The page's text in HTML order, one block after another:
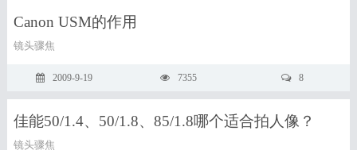
Canon USM的作用
镜头骤焦
2009-9-19 7355 8
佳能50/1.4、50/1.8、85/1.8哪个适合拍人像？
镜头骤焦